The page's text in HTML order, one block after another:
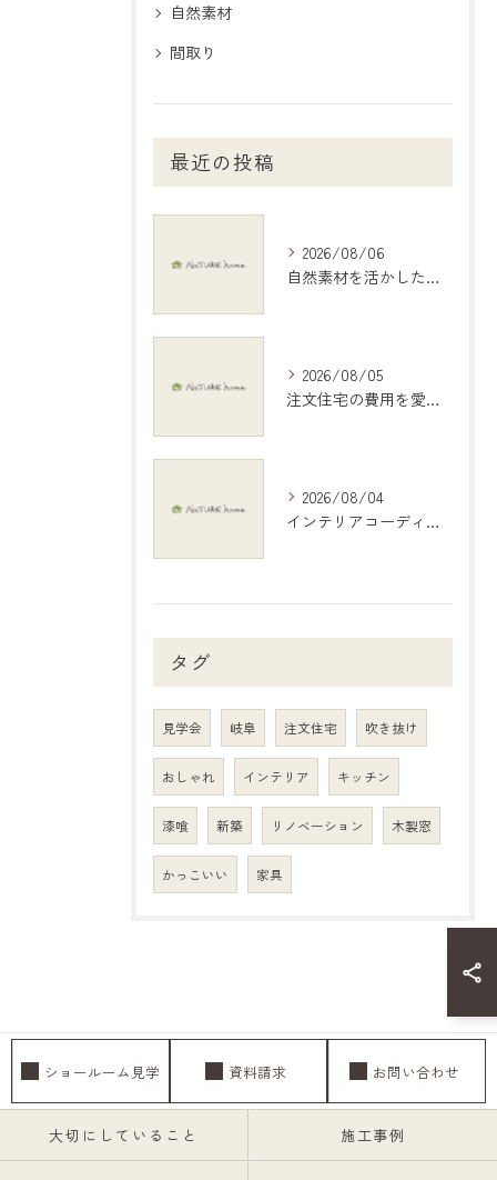
自然素材
間取り
最近の投稿
2026/08/06
自然素材を活かしたインテリアで愛知県稲沢市の暮らしを心地よくする選び方ガイド
2026/08/05
注文住宅の費用を愛知県江南市で現実的に把握する具体的シミュレーション
2026/08/04
インテリアコーディネートで岐阜県岐阜市の暮らしを彩る具体アイデアと地元デザイン活用術
タグ
見学会 岐阜 注文住宅 吹き抜け
おしゃれ インテリア キッチン
漆喰 新築 リノベーション 木製窓
かっこいい 家具
ショールーム見学 資料請求 お問い合わせ
大切にしていること 施工事例